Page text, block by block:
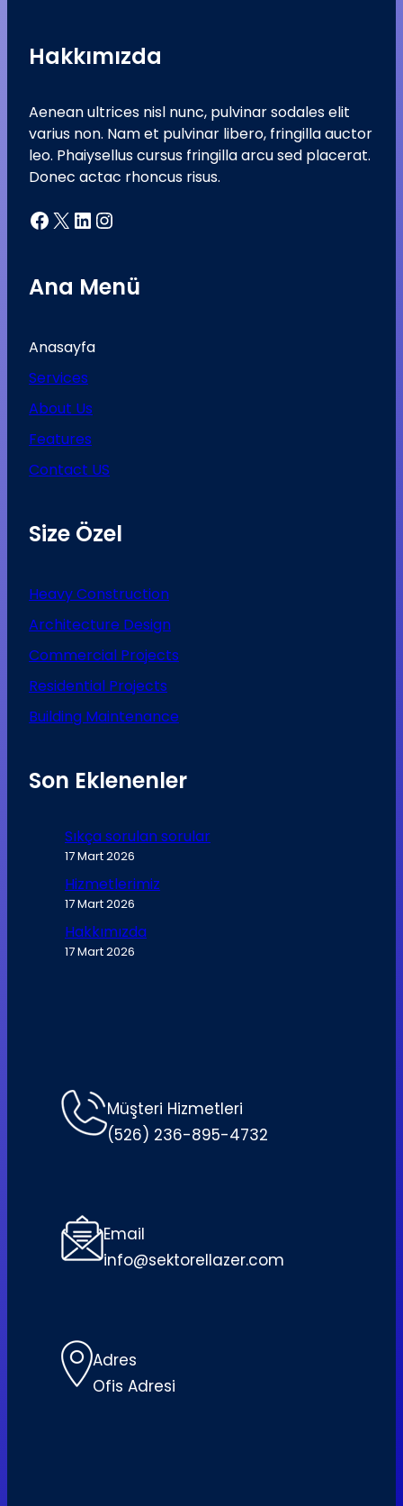
Hakkımızda
Aenean ultrices nisl nunc, pulvinar sodales elit
varius non. Nam et pulvinar libero, fringilla auctor
leo. Phaiysellus cursus fringilla arcu sed placerat.
Donec actac rhoncus risus.
Facebook X LinkedIn Instagram
Ana Menü
Anasayfa
Services
About Us
Features
Contact US
Size Özel
Heavy Construction
Architecture Design
Commercial Projects
Residential Projects
Building Maintenance
Son Eklenenler
Sıkça sorulan sorular
17 Mart 2026
Hizmetlerimiz
17 Mart 2026
Hakkımızda
17 Mart 2026
Müşteri Hizmetleri
(526) 236-895-4732
Email
info@sektorellazer.com
Adres
Ofis Adresi